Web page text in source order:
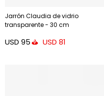
Jarrón Claudia de vidrio
transparente - 30 cm
USD 95 USD 81